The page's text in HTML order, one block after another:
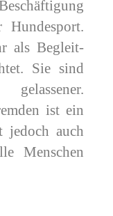
als Begleit-
Sie sind
ist ein
jedoch auch
Menschen